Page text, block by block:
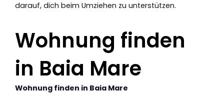
darauf, dich beim Umziehen zu unterstützen.
Wohnung finden
in Baia Mare
Wohnung finden in Baia Mare